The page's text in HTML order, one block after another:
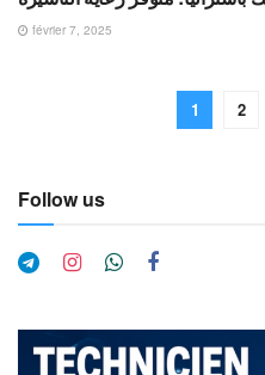
février 7, 2025
1 2
Follow us